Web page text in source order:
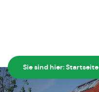
Sie sind hier:Startseite